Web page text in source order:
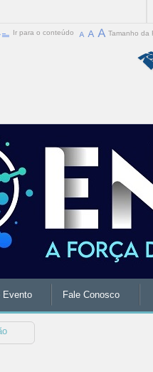
Ir para o conteúdo Tamanho da
Evento Fale Conosco